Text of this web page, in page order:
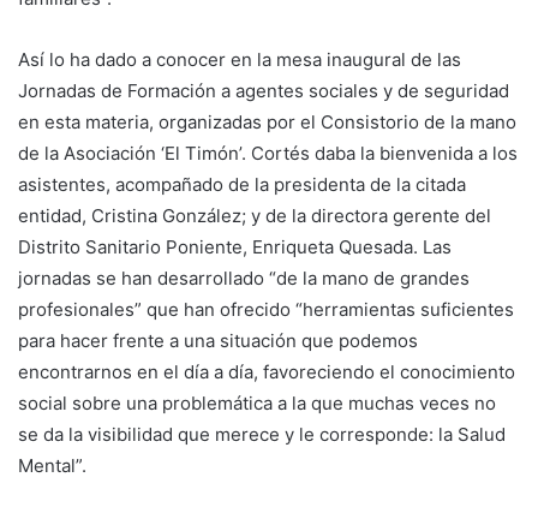
Así lo ha dado a conocer en la mesa inaugural de las
Jornadas de Formación a agentes sociales y de seguridad
en esta materia, organizadas por el Consistorio de la mano
de la Asociación ‘El Timón’. Cortés daba la bienvenida a los
asistentes, acompañado de la presidenta de la citada
entidad, Cristina González; y de la directora gerente del
Distrito Sanitario Poniente, Enriqueta Quesada. Las
jornadas se han desarrollado “de la mano de grandes
profesionales” que han ofrecido “herramientas suficientes
para hacer frente a una situación que podemos
encontrarnos en el día a día, favoreciendo el conocimiento
social sobre una problemática a la que muchas veces no
se da la visibilidad que merece y le corresponde: la Salud
Mental”.